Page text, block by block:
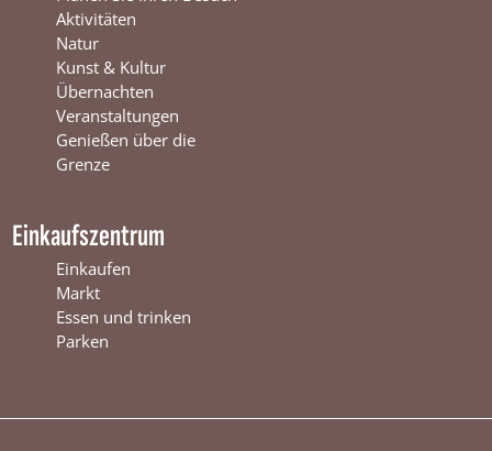
w
i
j
k
r
s
w
i
j
k
Aktivitäten
Natur
Kunst & Kultur
Übernachten
Veranstaltungen
Genießen über die
Grenze
Einkaufszentrum
Einkaufen
Markt
Essen und trinken
Parken